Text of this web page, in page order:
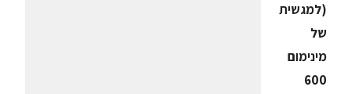
(למגשית
של
מינימום
600